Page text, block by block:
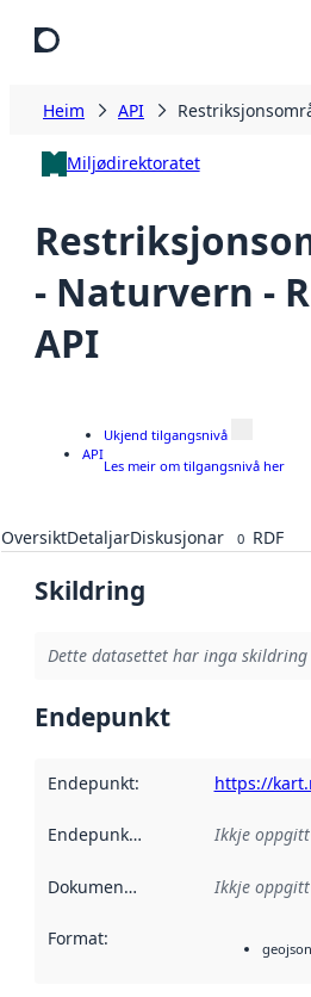
Heim API
Miljødirektoratet
- Naturvern -
API
API
Ukjend tilgangsnivå
Les meir om tilgangsnivå her
OversiktDetaljarDiskusjonar 0 RDF
Skildring
Dette datasettet har inga skildring
Endepunkt
Endepunkt: https://
Endepunktskildring Ikkje oppgitt
Dokumentasjon Ikkje oppgitt
Format: geojson